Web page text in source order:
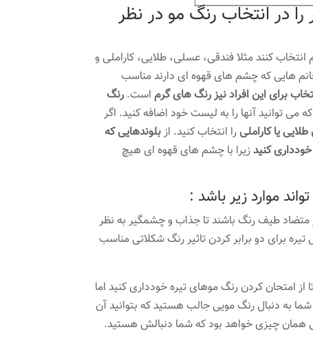
را در انتخاب رنگ مو در نظر
کنند مثلا فندقی، عسلی، طلایی، کاراملی و
هایی که چشم های قهوه ای دارند مناسب
برای این افراد نیز رنگ های گرماست. رنگ
می توانید آنها را به لیست خود اضافه کنید. اگر
یا کاراملیرا انتخاب کنید. ازبلوندهایی که
کنیدزیرا با چشم های قهوه ای هیچ
موارد زیر باشد :
طیف رنگ باشند تا جذاب و چشمگیر به نظر
برای دو برابر کردن تاثیر رنگ شکلاتی مناسب
امتحان کردن رنگ موهای تیره خودداری کنید اما
به دنبال رنگ مویی جالب هستید که بتوانید آن
چیزی خواهد بود که شما دنبالش هستید.